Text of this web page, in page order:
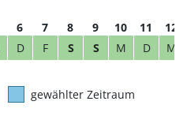
6 7 8 9 10 11
12
D F S S M D M
gewählter Zeitraum